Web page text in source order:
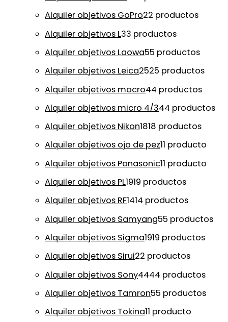
Alquiler objetivos GoPro22 productos
Alquiler objetivos L33 productos
Alquiler objetivos Laowa55 productos
Alquiler objetivos Leica2525 productos
Alquiler objetivos macro44 productos
Alquiler objetivos micro 4/344 productos
Alquiler objetivos Nikon1818 productos
Alquiler objetivos ojo de pez11 producto
Alquiler objetivos Panasonic11 producto
Alquiler objetivos PL1919 productos
Alquiler objetivos RF1414 productos
Alquiler objetivos Samyang55 productos
Alquiler objetivos Sigma1919 productos
Alquiler objetivos Sirui22 productos
Alquiler objetivos Sony4444 productos
Alquiler objetivos Tamron55 productos
Alquiler objetivos Tokina11 producto